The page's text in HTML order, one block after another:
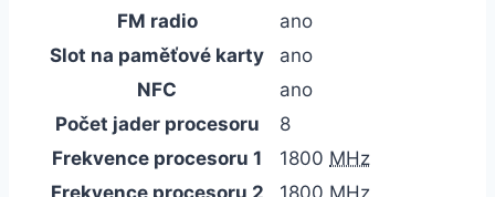
FM radio
ano
Slot na paměťové karty
ano
NFC
ano
Počet jader procesoru
8
Frekvence procesoru 1
1800 MHz
Frekvence procesoru 2
1800 MHz